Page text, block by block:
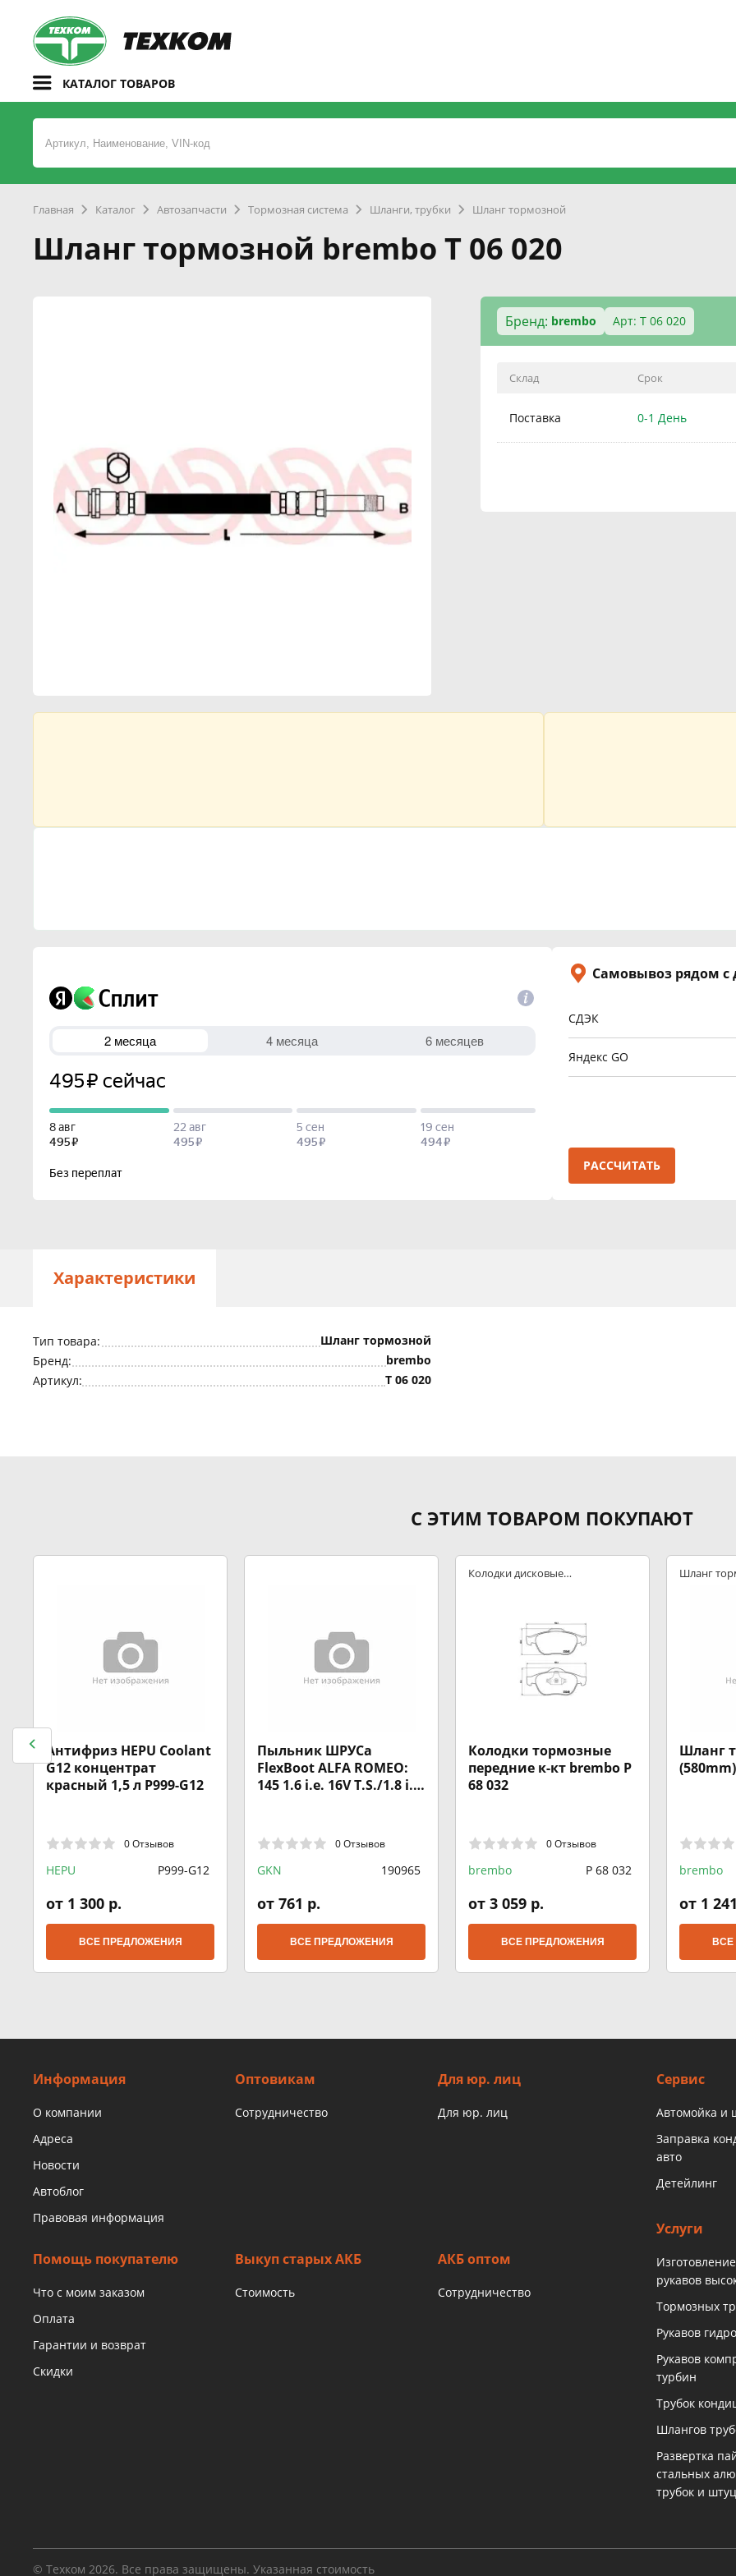
КАТАЛОГ ТОВАРОВ
Главная Каталог Автозапчасти Тормозная система Шланги, трубки Шланг тормозной
Шланг тормозной brembo T 06 020
Бренд: brembo Арт: T 06 020
Склад Срок
Поставка 0-1 День
Самовывоз рядом
СДЭК
Яндекс GO
РАССЧИТАТЬ
Характеристики
Тип товара:
Шланг тормозной
Бренд:
brembo
Артикул:
T 06 020
С ЭТИМ ТОВАРОМ ПОКУПАЮТ
Антифриз HEPU Coolant
G12 концентрат
красный 1,5 л P999-G12
0 Отзывов
HEPU P999-G12
от 1 300 р.
ВСЕ ПРЕДЛОЖЕНИЯ
Пыльник ШРУСа
FlexBoot ALFA ROMEO:
145 1.6 i.e. 16V T.S./1.8 i.e.
Quadrifoglio/2.0 16V T.S.
94-01, 146 1.6 i.e. 16V T.S
0 Отзывов
GKN 190965
от 761 р.
ВСЕ ПРЕДЛОЖЕНИЯ
Колодки дисковые
передние
Колодки тормозные
передние к-кт brembo P
68 032
0 Отзывов
brembo P 68 032
от 3 059 р.
ВСЕ ПРЕДЛОЖЕНИЯ
Шланг
Шланг
(580mm)
brembo
от 1
Информация
О компании
Адреса
Новости
Автоблог
Правовая информация
Оптовикам
Сотрудничество
Для юр. лиц
Для юр. лиц
Помощь покупателю
Что с моим заказом
Оплата
Гарантии и возврат
Скидки
Выкуп старых АКБ
Стоимость
АКБ оптом
Сотрудничество
Сервис
Автомойка и
Заправка
авто
Детейлинг
Услуги
рукавов
Тормозных
Рукавов
Рукавов
турбин
Трубок
Шлангов
Развертка
стальных
трубок и
© Техком 2026. Все права защищены. Указанная стоимость